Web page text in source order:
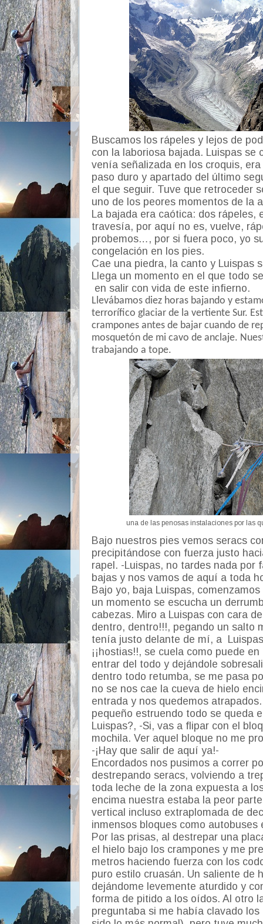
Buscamos los rápeles y lejos de
con la laboriosa bajada. Luispas se
venía señalizada en los croquis,
paso duro y apartado del último
el que seguir. Tuve que retroceder
uno de los peores momentos de la
La bajada era caótica: dos rápeles,
travesía, por aquí no es, vuelve,
probemos…, por si fuera poco, yo
congelación en los pies.
Cae una piedra, la canto y Luispas
Llega un momento en el que todo
en salir con vida de este infierno.
Llevábamos diez horas bajando y
terrorífico glaciar de la vertiente Sur.
crampones antes de bajar cuando de
mosquetón de mi cavo de anclaje.
trabajando a tope.
una de las penosas instalaciones por las
Bajo nuestros pies vemos seracs
precipitándose con fuerza justo
rapel. -Luispas, no tardes nada por
bajas y nos vamos de aquí a toda
Bajo yo, baja Luispas,
un momento se escucha un
cabezas. Miro a Luispas con cara
dentro, dentro!!!, pegando un salto
tenía justo delante de mí, a
¡¡hostias!!, se cuela como puede
entrar del todo y dejándole
dentro todo retumba, se me pasa
no se nos cae la cueva de hielo
entrada y nos quedemos
pequeño estruendo todo se queda
Luispas?, -Si, vas a flipar con el
mochila. Ver aquel bloque no me
-¡Hay que salir de aquí ya!-
Encordados nos pusimos a correr
destrepando seracs, volviendo a
toda leche de la zona expuesta a
encima nuestra estaba la peor
vertical incluso extraplomada de
inmensos bloques como autobuses
Por las prisas, al destrepar una
el hielo bajo los crampones y me
metros haciendo fuerza con los
puro estilo cruasán. Un saliente de
dejándome levemente aturdido y
forma de pitido a los oídos. Al otro
preguntaba si me había clavado